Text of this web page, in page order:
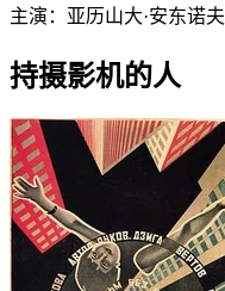
主演： 亚历山大·安东诺夫
持摄影机的人